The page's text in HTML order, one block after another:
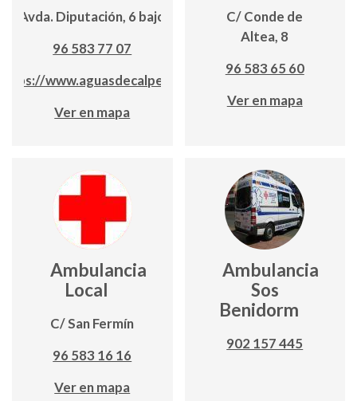
Avda. Diputación, 6 bajo
96 583 77 07
www.aguasdecalpe.es/
Ver en mapa
C/ Conde de
Altea, 8
96 583 65 60
Ver en mapa
Ambulancia
Local
C/ San Fermín
96 583 16 16
Ver en mapa
Ambulancia
Sos
Benidorm
902 157 445